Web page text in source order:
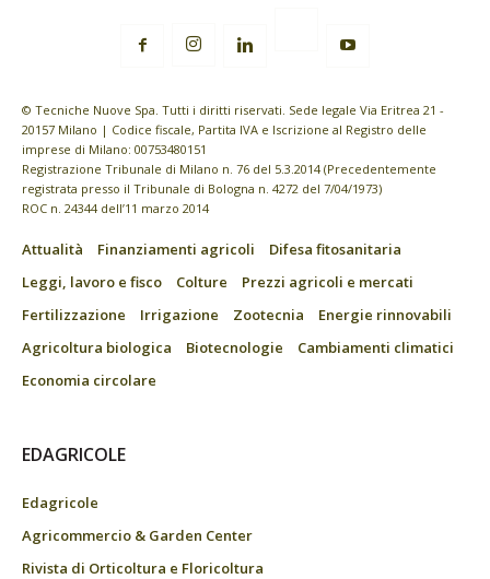
© Tecniche Nuove Spa. Tutti i diritti riservati. Sede legale Via Eritrea 21 -
20157 Milano | Codice fiscale, Partita IVA e Iscrizione al Registro delle
imprese di Milano: 00753480151
Registrazione Tribunale di Milano n. 76 del 5.3.2014 (Precedentemente
registrata presso il Tribunale di Bologna n. 4272 del 7/04/1973)
ROC n. 24344 dell’11 marzo 2014
Attualità Finanziamenti agricoli
Difesa fitosanitaria
Leggi, lavoro e fisco
Colture
Prezzi agricoli e mercati
Fertilizzazione
Irrigazione Zootecnia
Energie rinnovabili
Agricoltura biologica
Biotecnologie
Cambiamenti climatici
Economia circolare
EDAGRICOLE
Edagricole
Agricommercio & Garden Center
Rivista di Orticoltura e Floricoltura